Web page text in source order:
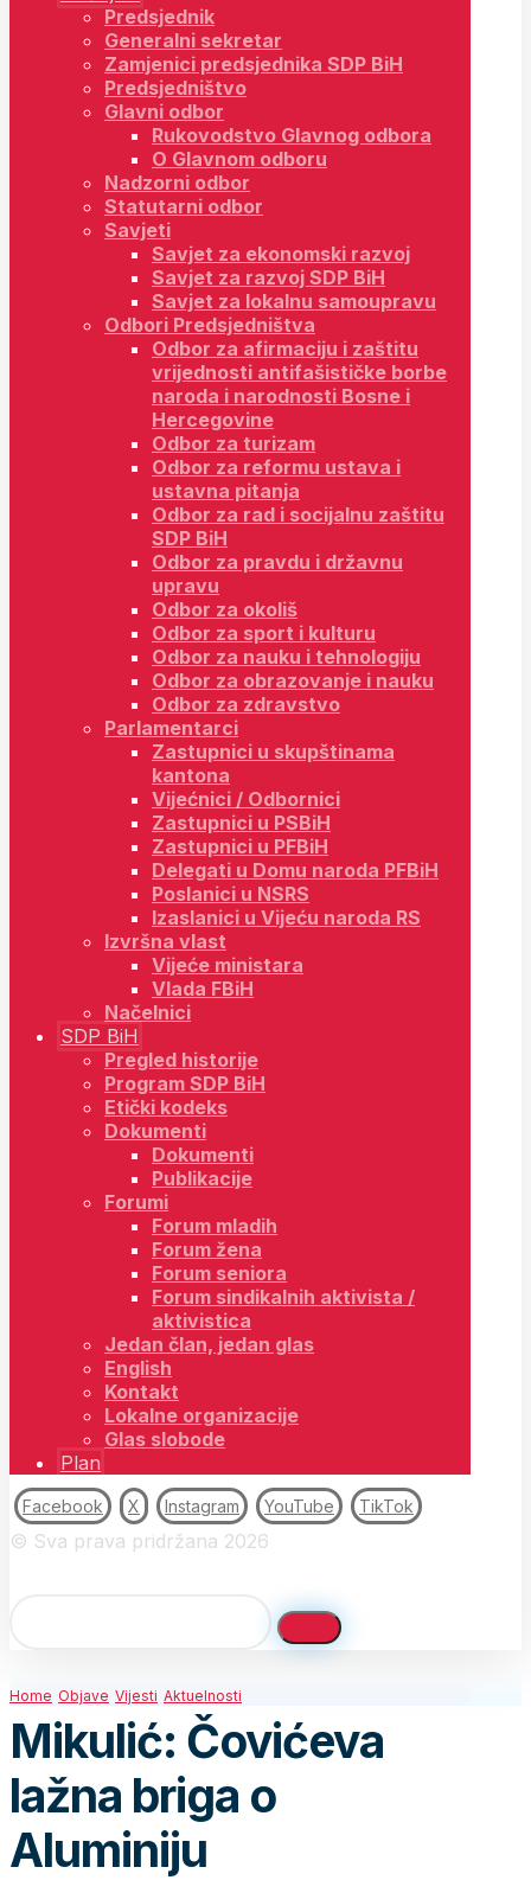
Predsjednik
Generalni sekretar
Zamjenici predsjednika SDP BiH
Predsjedništvo
Glavni odbor
Rukovodstvo Glavnog odbora
O Glavnom odboru
Nadzorni odbor
Statutarni odbor
Savjeti
Savjet za ekonomski razvoj
Savjet za razvoj SDP BiH
Savjet za lokalnu samoupravu
Odbori Predsjedništva
Odbor za afirmaciju i zaštitu
vrijednosti antifašističke borbe
naroda i narodnosti Bosne i
Hercegovine
Odbor za turizam
Odbor za reformu ustava i
ustavna pitanja
Odbor za rad i socijalnu zaštitu
SDP BiH
Odbor za pravdu i državnu
upravu
Odbor za okoliš
Odbor za sport i kulturu
Odbor za nauku i tehnologiju
Odbor za obrazovanje i nauku
Odbor za zdravstvo
Parlamentarci
Zastupnici u skupštinama
kantona
Vijećnici / Odbornici
Zastupnici u PSBiH
Zastupnici u PFBiH
Delegati u Domu naroda PFBiH
Poslanici u NSRS
Izaslanici u Vijeću naroda RS
Izvršna vlast
Vijeće ministara
Vlada FBiH
Načelnici
SDP BiH
Pregled historije
Program SDP BiH
Etički kodeks
Dokumenti
Dokumenti
Publikacije
Forumi
Forum mladih
Forum žena
Forum seniora
Forum sindikalnih aktivista /
aktivistica
Jedan član, jedan glas
English
Kontakt
Lokalne organizacije
Glas slobode
Plan
Facebook X Instagram YouTube TikTok
© Sva prava pridržana 2026
Home Objave Vijesti Aktuelnosti
Mikulić: Čovićeva
lažna briga o
Aluminiju